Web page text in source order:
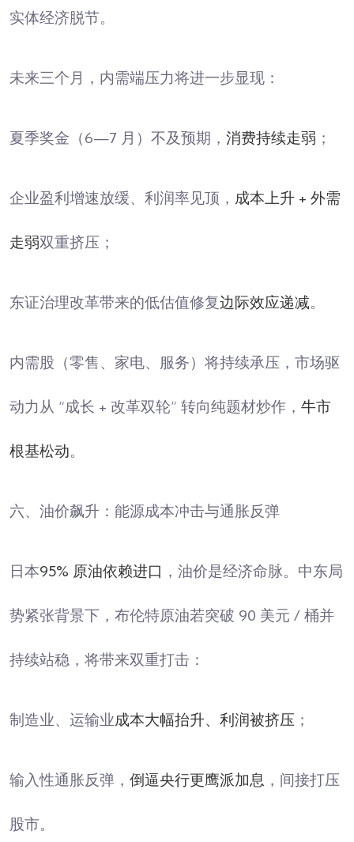
实体经济脱节。
未来三个月，内需端压力将进一步显现：
夏季奖金（6—7 月）不及预期， 消费持续走弱 ；
企业盈利增速放缓、利润率见顶， 成本上升 + 外需
走弱双重挤压；
东证治理改革带来的低估值修复边际效应递减。
内需股（零售、家电、服务）将持续承压，市场驱
动力从 “成长 + 改革双轮” 转向纯题材炒作， 牛市
根基松动。
六、油价飙升：能源成本冲击与通胀反弹
日本95% 原油依赖进口 ，油价是经济命脉。中东局
势紧张背景下，布伦特原油若突破 90 美元 / 桶并
持续站稳，将带来双重打击：
制造业、运输业成本大幅抬升、利润被挤压 ；
输入性通胀反弹， 倒逼央行更鹰派加息 ，间接打压
股市。